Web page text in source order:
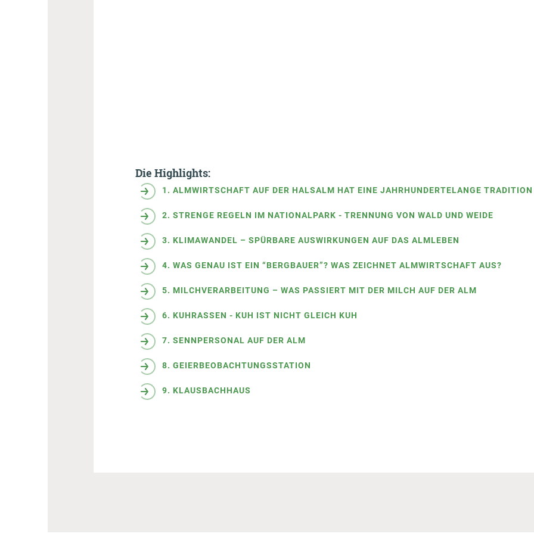
Die Highlights:
1. ALMWIRTSCHAFT AUF DER HALSALM HAT EINE JAHRHUNDERTELANGE
2. STRENGE REGELN IM NATIONALPARK - TRENNUNG VON WALD UND WEIDE
3. KLIMAWANDEL – SPÜRBARE AUSWIRKUNGEN AUF DAS ALMLEBEN
4. WAS GENAU IST EIN “BERGBAUER”? WAS ZEICHNET ALMWIRTSCHAFT AUS?
5. MILCHVERARBEITUNG – WAS PASSIERT MIT DER MILCH AUF DER ALM
6. KUHRASSEN - KUH IST NICHT GLEICH KUH
7. SENNPERSONAL AUF DER ALM
8. GEIERBEOBACHTUNGSSTATION
9. KLAUSBACHHAUS